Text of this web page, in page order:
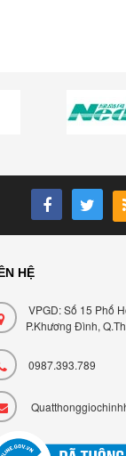
HỆ
VPGD: Số 15 Phố
P.Khương Đình,
0987.393.789